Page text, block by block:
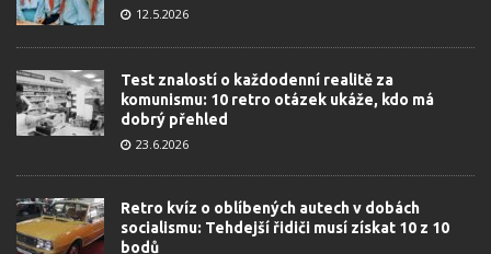
12.5.2026
Test znalostí o každodenní realitě za
komunismu: 10 retro otázek ukáže, kdo má
dobrý přehled
23.6.2026
Retro kvíz o oblíbených autech v dobách
socialismu: Tehdejší řidiči musí získat 10 z 10
bodů